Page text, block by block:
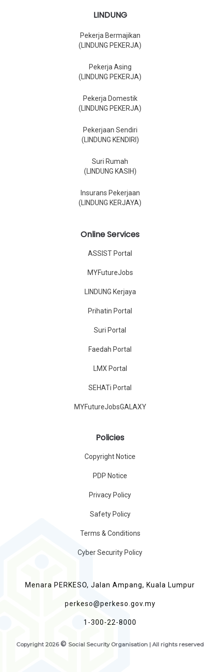
LINDUNG
Pekerja Bermajikan
(LINDUNG PEKERJA)
Pekerja Asing
(LINDUNG PEKERJA)
Pekerja Domestik
(LINDUNG PEKERJA)
Pekerjaan Sendiri
(LINDUNG KENDIRI)
Suri Rumah
(LINDUNG KASIH)
Insurans Pekerjaan
(LINDUNG KERJAYA)
Online Services
ASSIST Portal
MYFutureJobs
LINDUNG Kerjaya
Prihatin Portal
Suri Portal
Faedah Portal
LMX Portal
SEHATi Portal
MYFutureJobsGALAXY
Policies
Copyright Notice
PDP Notice
Privacy Policy
Safety Policy
Terms & Conditions
Cyber Security Policy
Menara PERKESO, Jalan Ampang, Kuala Lumpur
perkeso@perkeso.gov.my
1-300-22-8000
Copyright 2026 © Social Security Organisation | All rights reserved